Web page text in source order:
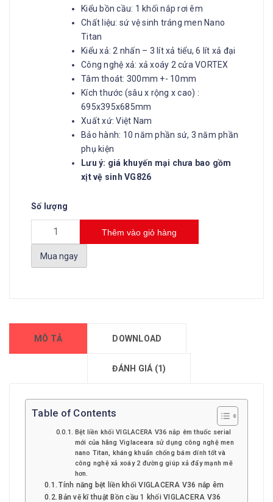
Kiểu bồn cầu: 1 khối nắp rơi êm
Chất liệu: sứ vệ sinh tráng men Nano
Titan
Kiểu xả: 2 nhấn – 3 lít xả tiểu, 6 lít xả đại
Công nghệ xả: xả xoáy 2 cửa VORTEX
Tâm thoát: 300mm +- 10mm
Kích thước (sâu x rộng x cao) :
695x395x685mm
Xuất xứ: Việt Nam
Bảo hành: 10 năm phần sứ, 3 năm phần
phụ kiện
Lưu ý: giá khuyến mại chưa bao gồm
xịt vệ sinh VG826
Số lượng
Thêm vào giỏ hàng
Mua ngay
MÔ TẢ DOWNLOAD
ĐÁNH GIÁ (1)
Table of Contents
Bệt liền khối VIGLACERA V36 nắp êm thuốc serial
mới của hãng Viglaceara sử dụng công nghệ men
nano Titan, kháng khuẩn chống bám dính tốt và
công nghệ xả xoáy 2 đường giúp xả đẩy mạnh mẽ
hơn.
Tính năng bệt liền khối VIGLACERA V36 nắp êm
Bản vẽ kĩ thuật Bồn cầu 1 khối VIGLACERA V36